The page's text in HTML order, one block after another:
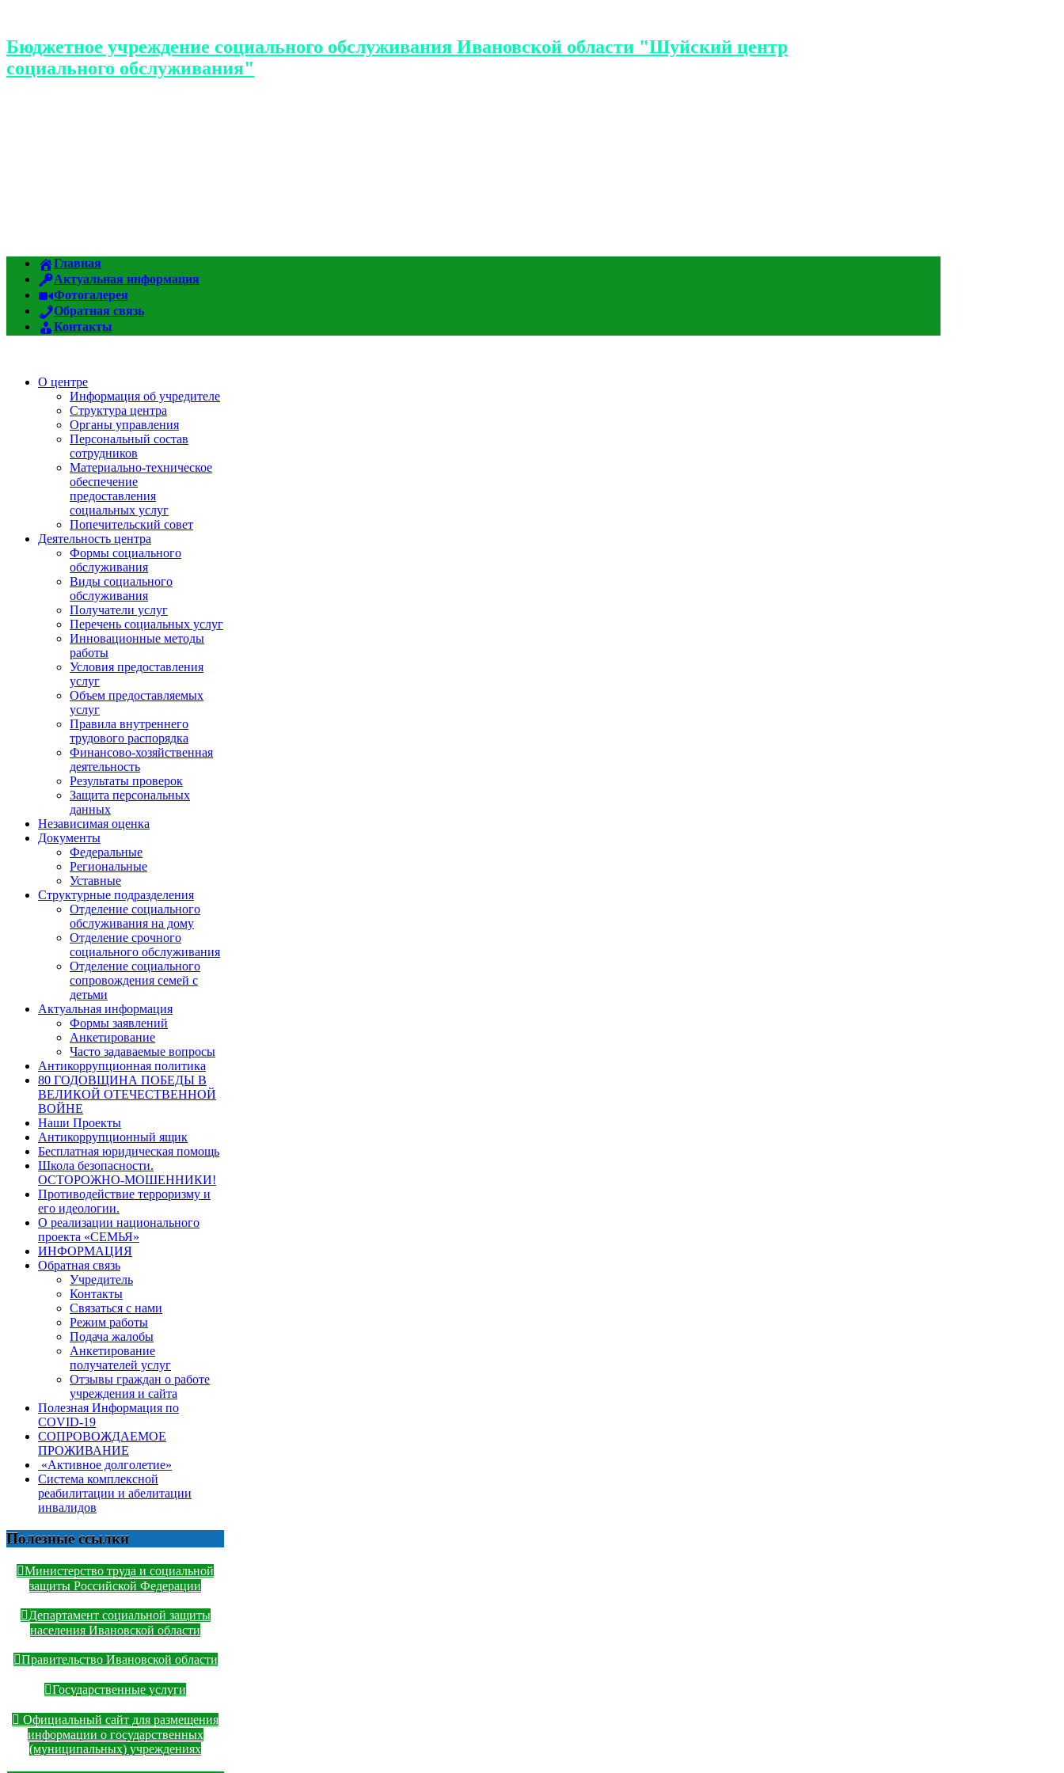
Бюджетное учреждение социального обслуживания Ивановской области "Шуйский центр
социального обслуживания"
Главная
Актуальная информация
Фотогалерея
Обратная связь
Контакты
О центре
Информация об учредителе
Структура центра
Органы управления
Персональный состав
сотрудников
Материально-техническое
обеспечение
предоставления
социальных услуг
Попечительский совет
Деятельность центра
Формы социального
обслуживания
Виды социального
обслуживания
Получатели услуг
Перечень социальных услуг
Инновационные методы
работы
Условия предоставления
услуг
Объем предоставляемых
услуг
Правила внутреннего
трудового распорядка
Финансово-хозяйственная
деятельность
Результаты проверок
Защита персональных
данных
Независимая оценка
Документы
Федеральные
Региональные
Уставные
Структурные подразделения
Отделение социального
обслуживания на дому
Отделение срочного
социального обслуживания
Отделение социального
сопровождения семей с
детьми
Актуальная информация
Формы заявлений
Анкетирование
Часто задаваемые вопросы
Антикоррупционная политика
80 ГОДОВЩИНА ПОБЕДЫ В
ВЕЛИКОЙ ОТЕЧЕСТВЕННОЙ
ВОЙНЕ
Наши Проекты
Антикоррупционный ящик
Бесплатная юридическая помощь
Школа безопасности.
ОСТОРОЖНО-МОШЕННИКИ!
Противодействие терроризму и
его идеологии.
О реализации национального
проекта «СЕМЬЯ»
ИНФОРМАЦИЯ
Обратная связь
Учредитель
Контакты
Связаться с нами
Режим работы
Подача жалобы
Анкетирование
получателей услуг
Отзывы граждан о работе
учреждения и сайта
Полезная Информация по
COVID-19
СОПРОВОЖДАЕМОЕ
ПРОЖИВАНИЕ
«Активное долголетие»
Система комплексной
реабилитации и абелитации
инвалидов
Полезные ссылки
Министерство труда и социальной
защиты Российской Федерации
Департамент социальной защиты
населения Ивановской области
Правительство Ивановской области
Государственные услуги
Официальный сайт для размещения
информации о государственных
(муниципальных) учреждениях